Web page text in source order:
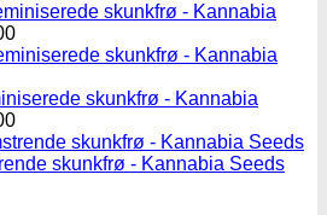
skunkfrø - Kannabia
skunkfrø - Kannabia
skunkfrø - Kannabia Seeds